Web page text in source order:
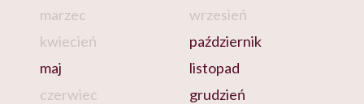
marzec
kwiecień
maj
czerwiec
wrzesień
październik
listopad
grudzień